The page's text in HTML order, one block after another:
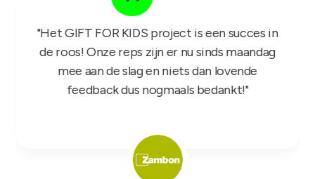
"Het GIFT FOR KIDS project is een succes in
de roos! Onze reps zijn er nu sinds maandag
mee aan de slag en niets dan lovende
feedback dus nogmaals bedankt!"